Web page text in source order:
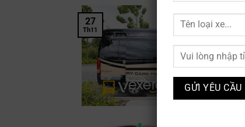
27
Th11